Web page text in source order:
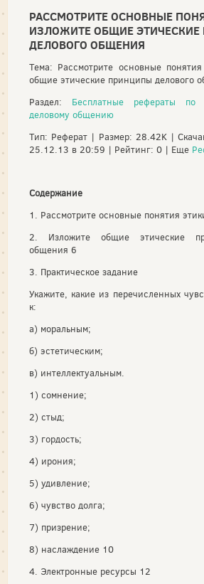
РАССМОТРИТЕ ОСНОВНЫЕ
ИЗЛОЖИТЕ ОБЩИЕ
ДЕЛОВОГО ОБЩЕНИЯ
Тема: Рассмотрите основные
общие этические принципы делового
Раздел: Бесплатные рефераты
деловому общению
Тип: Реферат | Размер: 28.42K |
25.12.13 в 20:59 | Рейтинг: 0 | Еще
Содержание
1. Рассмотрите основные понятия
2. Изложите общие этические
общения 6
3. Практическое задание
Укажите, какие из перечисленных
к:
а) моральным;
б) эстетическим;
в) интеллектуальным.
1) сомнение;
2) стыд;
3) гордость;
4) ирония;
5) удивление;
6) чувство долга;
7) призрение;
8) наслаждение 10
4. Электронные ресурсы 12